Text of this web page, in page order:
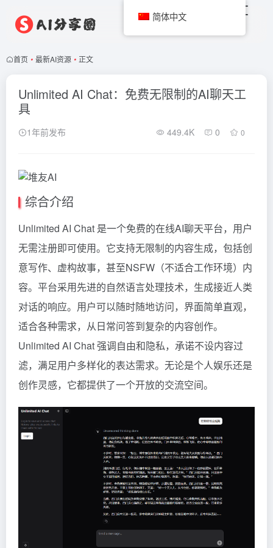
首页 • 最新AI资源 • 正文
Unlimited AI Chat：免费无限制的AI聊天工
具
1年前发布 449.4K 0 0
综合介绍
Unlimited AI Chat 是一个免费的在线AI聊天平台，用户
无需注册即可使用。它支持无限制的内容生成，包括创
意写作、虚构故事，甚至NSFW（不适合工作环境）内
容。平台采用先进的自然语言处理技术，生成接近人类
对话的响应。用户可以随时随地访问，界面简单直观，
适合各种需求，从日常问答到复杂的内容创作。
Unlimited AI Chat 强调自由和隐私，承诺不设内容过
滤，满足用户多样化的表达需求。无论是个人娱乐还是
创作灵感，它都提供了一个开放的交流空间。
简体中文